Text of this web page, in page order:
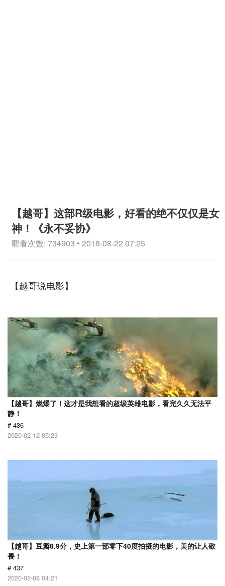
【越哥】这部R级电影，好看的绝不仅仅是女
神！《永不妥协》
觀看次數: 734903 • 2018-08-22 07:25
【越哥说电影】
【越哥】燃爆了！这才是我想看的超级英雄电影，看完久久无法平
静！
# 436
2020-02-12 05:23
【越哥】豆瓣8.9分，史上第一部零下40度拍摄的电影，美的让人敬
畏！
# 437
2020-02-08 04:21